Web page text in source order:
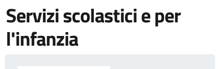
Servizi scolastici e per
l'infanzia